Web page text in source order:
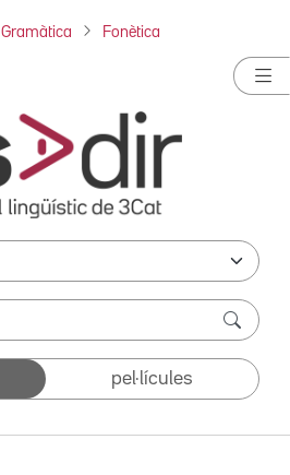
Gramàtica Fonètica
pel·lícules